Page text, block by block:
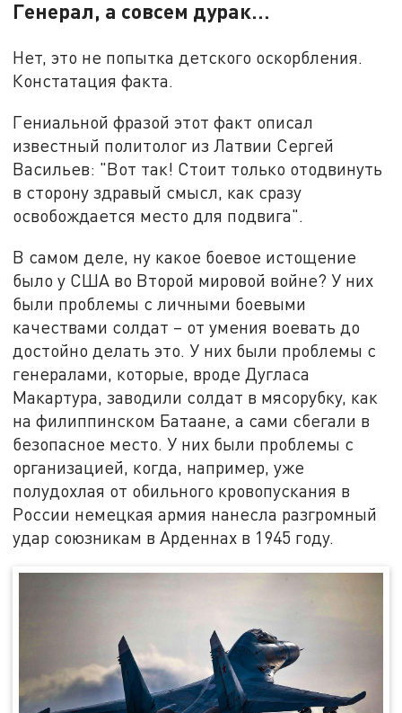
Генерал, а совсем дурак…
Нет, это не попытка детского оскорбления.
Констатация факта.
Гениальной фразой этот факт описал
известный политолог из Латвии Сергей
Васильев: "Вот так! Стоит только отодвинуть
в сторону здравый смысл, как сразу
освобождается место для подвига".
В самом деле, ну какое боевое истощение
было у США во Второй мировой войне? У них
были проблемы с личными боевыми
качествами солдат – от умения воевать до
достойно делать это. У них были проблемы с
генералами, которые, вроде Дугласа
Макартура, заводили солдат в мясорубку, как
на филиппинском Батаане, а сами сбегали в
безопасное место. У них были проблемы с
организацией, когда, например, уже
полудохлая от обильного кровопускания в
России немецкая армия нанесла разгромный
удар союзникам в Арденнах в 1945 году.